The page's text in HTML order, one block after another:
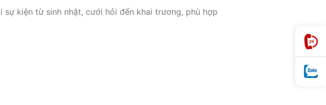
kiện từ sinh nhật, cưới hỏi đến khai trương, phù hợp